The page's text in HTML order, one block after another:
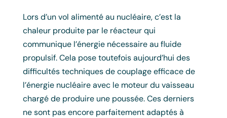
Lors d’un vol alimenté au nucléaire, c’est la
chaleur produite par le réacteur qui
communique l’énergie nécessaire au fluide
propulsif. Cela pose toutefois aujourd’hui des
difficultés techniques de couplage efficace de
l’énergie nucléaire avec le moteur du vaisseau
chargé de produire une poussée. Ces derniers
ne sont pas encore parfaitement adaptés à